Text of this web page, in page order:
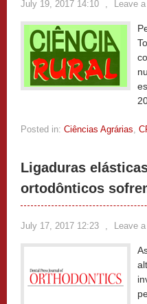
July 19, 2017 14:10 , Leave
Posted in: Ciências Agrárias,
Ligaduras
ortodônticos
July 17, 2017 12:23 , Leave